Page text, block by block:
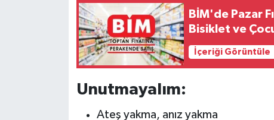
BİM'de Pazar
Bisiklet ve
İçeriği Görüntüle
Unutmayalım:
Ateş yakma, anız yakma